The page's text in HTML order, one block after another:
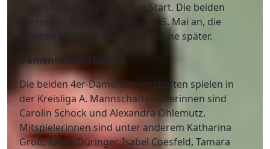
gehen sieben Teams an den Start. Die beiden
Herren AK 30-Teams treten am 5. Mai an, die
übrigen Mannschaften eine Woche später.
Damenmannschaften
Die beiden 4er-Damenmannschaften spielen in
der Kreisliga A. Mannschaftsführerinnen sind
Carolin Schock und Alexandra Ohlemutz.
Mitspielerinnen sind unter anderem Katharina
Groß, Tabea Düringer, Isabel Coesfeld, Tamara